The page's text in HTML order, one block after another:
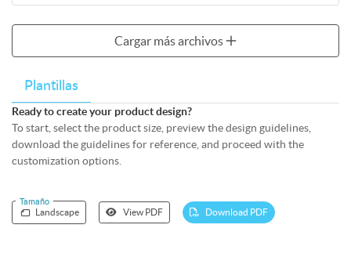
Plantillas
Ready to create your product design?
To start, select the product size, preview the design guidelines,
download the guidelines for reference, and proceed with the
customization options.
Tamaño
Landscape View PDF Download PDF
Cargar más archivos